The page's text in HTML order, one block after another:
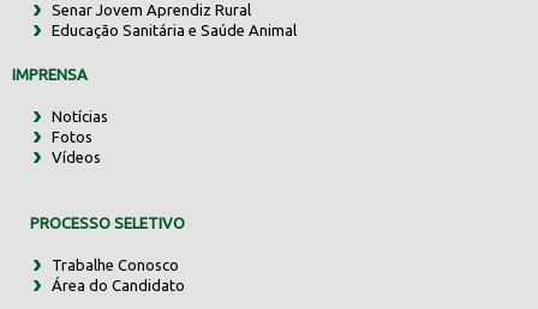
Senar Jovem Aprendiz Rural
Educação Sanitária e Saúde Animal
IMPRENSA
Notícias
Fotos
Vídeos
PROCESSO SELETIVO
Trabalhe Conosco
Área do Candidato